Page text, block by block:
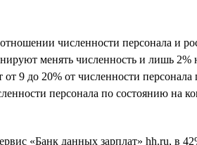
численности персонала и
менять численность и лишь
от 9 до 20% от численности
персонала по состоянию
«Банк данных зарплат» hh.ru, в